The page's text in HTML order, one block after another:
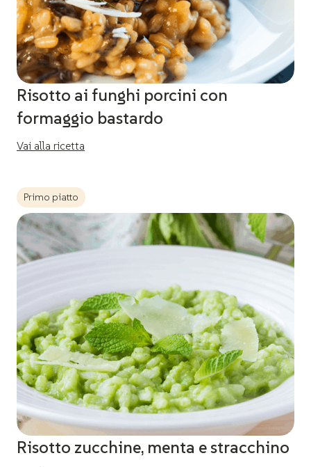
Risotto ai funghi porcini con
formaggio bastardo
Vai alla ricetta
Primo piatto
Risotto zucchine, menta e stracchino